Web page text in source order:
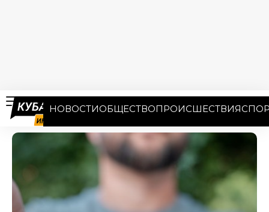
НОВОСТИОБЩЕСТВОПРОИСШЕСТВИЯ